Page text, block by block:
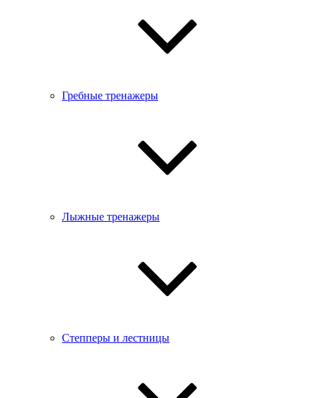
Гребные тренажеры
Лыжные тренажеры
Степперы и лестницы